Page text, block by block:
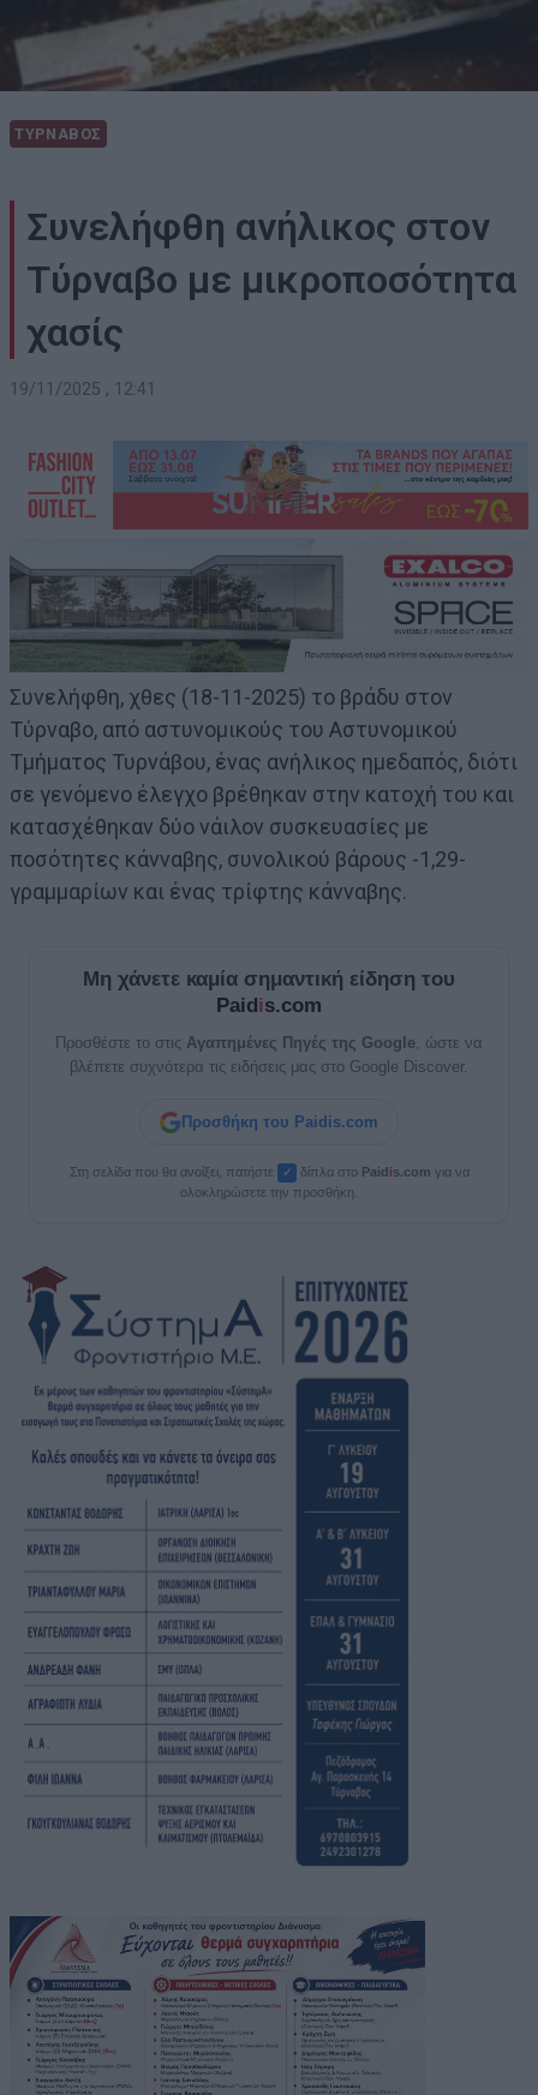
ΤΥΡΝΑΒΟΣ
Συνελήφθη ανήλικος στον
Τύρναβο με μικροποσότητα
χασίς
19/11/2025 , 12:41
Συνελήφθη, χθες (18-11-2025) το βράδυ στον
Τύρναβο, από αστυνομικούς του Αστυνομικού
Τμήματος Τυρνάβου, ένας ανήλικος ημεδαπός, διότι
σε γενόμενο έλεγχο βρέθηκαν στην κατοχή του και
κατασχέθηκαν δύο νάιλον συσκευασίες με
ποσότητες κάνναβης, συνολικού βάρους -1,29-
γραμμαρίων και ένας τρίφτης κάνναβης.
Μη χάνετε καμία σημαντική είδηση του
Paid is.com
Προσθέστε το στις Αγαπημένες Πηγές της Google, ώστε να
βλέπετε συχνότερα τις ειδήσεις μας στο Google Discover.
Προσθήκη του Paidis.com
Στη σελίδα που θα ανοίξει, πατήστε ✓ δίπλα στο Paid is.com για να
ολοκληρώσετε την προσθήκη.